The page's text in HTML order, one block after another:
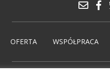
OFERTA WSPÓŁPRACA